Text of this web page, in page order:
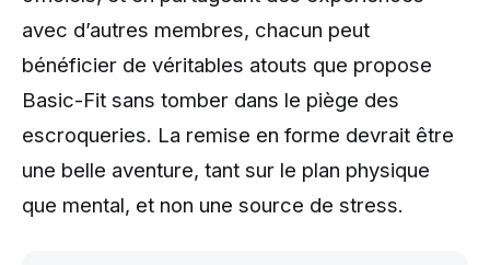
avec d’autres membres, chacun peut
bénéficier de véritables atouts que propose
Basic-Fit sans tomber dans le piège des
escroqueries. La remise en forme devrait être
une belle aventure, tant sur le plan physique
que mental, et non une source de stress.